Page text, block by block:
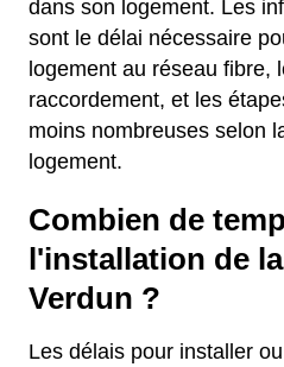
dans son logement. Les
sont le délai nécessaire
logement au réseau fibre,
raccordement, et les
moins nombreuses selon
logement.
Combien de
l'installation de
Verdun ?
Les délais pour installer